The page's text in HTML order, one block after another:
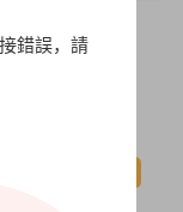
錯誤，請